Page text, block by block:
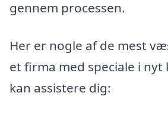
gennem processen.
Her er nogle af de mest
et firma med speciale i nyt
kan assistere dig: